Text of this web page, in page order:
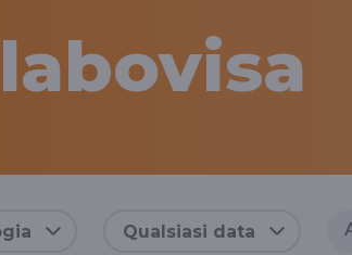
Qualsiasi data